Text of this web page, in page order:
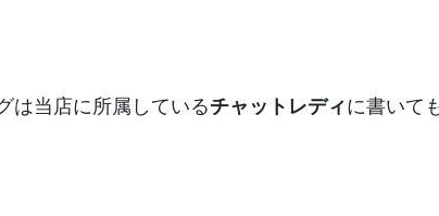
は当店に所属しているチャットレディに書いて